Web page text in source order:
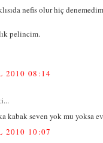
nefis olur hiç
pelincim.
2010 08:14
kabak seven yok mu yoksa
2010 10:07